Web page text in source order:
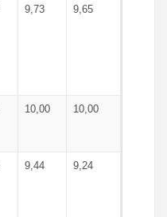
9,73 9,65
10,00 10,00
9,44 9,24